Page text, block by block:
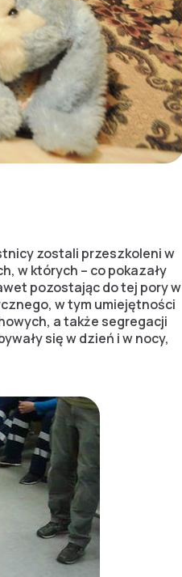
zostali przeszkoleni w
w których – co pokazały
pozostając do tej pory w
w tym umiejętności
a także segregacji
się w dzień i w nocy,